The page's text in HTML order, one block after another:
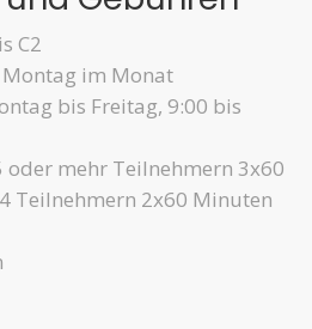
C2
Montag im Monat
bis Freitag, 9:00 bis
oder mehr Teilnehmern 3x60
Teilnehmern 2x60 Minuten